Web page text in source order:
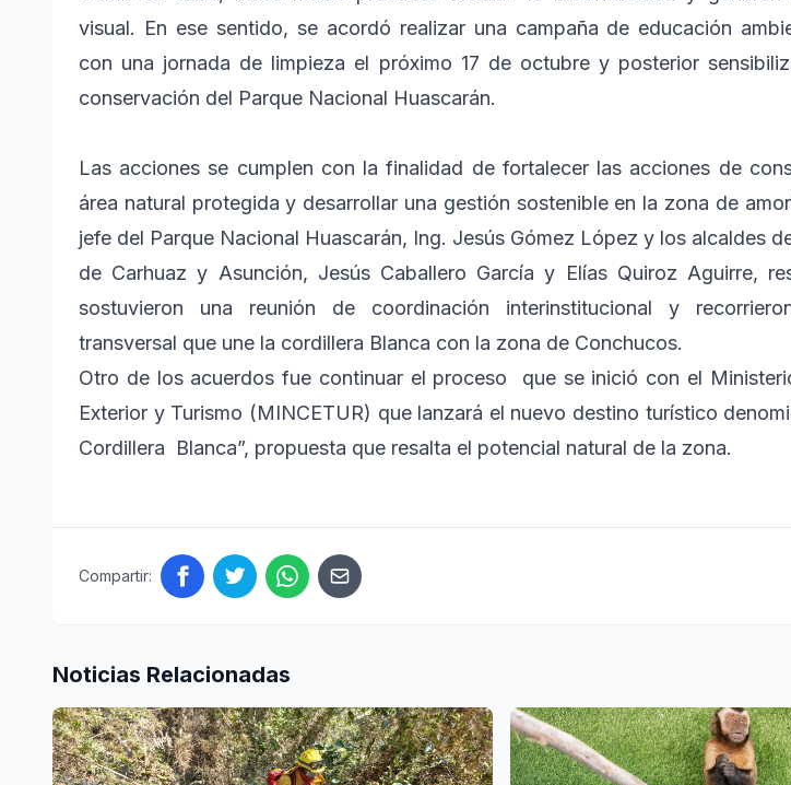
visual. En ese sentido, se acordó realizar una campaña de educación
con una jornada de limpieza el próximo 17 de octubre y posterior
conservación del Parque Nacional Huascarán.
Las acciones se cumplen con la finalidad de fortalecer las acciones de
área natural protegida y desarrollar una gestión sostenible en la zona de
jefe del Parque Nacional Huascarán, Ing. Jesús Gómez López y los alcaldes
de Carhuaz y Asunción, Jesús Caballero García y Elías Quiroz Aguirre,
sostuvieron una reunión de coordinación interinstitucional y
transversal que une la cordillera Blanca con la zona de Conchucos.
Otro de los acuerdos fue continuar el proceso que se inició con el
Exterior y Turismo (MINCETUR) que lanzará el nuevo destino turístico
Cordillera Blanca”, propuesta que resalta el potencial natural de la zona.
Compartir:
Noticias Relacionadas